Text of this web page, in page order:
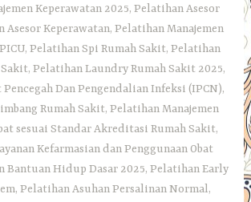
Keperawatan 2025, Pelatihan Asesor
Asesor Keperawatan, Pelatihan Manajemen
Pelatihan Spi Rumah Sakit, Pelatihan
Pelatihan Laundry Rumah Sakit 2025,
Dan Pengendalian Infeksi (IPCN),
Rumah Sakit, Pelatihan Manajemen
sesuai Standar Akreditasi Rumah Sakit,
Kefarmasian dan Penggunaan Obat
Bantuan Hidup Dasar 2025, Pelatihan Early
Pelatihan Asuhan Persalinan Normal,